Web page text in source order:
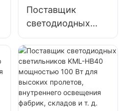
Поставщик
светодиодных
прожекторов
KML-FL2C
мощностью 100
Вт для освещения
наружных
рекламных щитов